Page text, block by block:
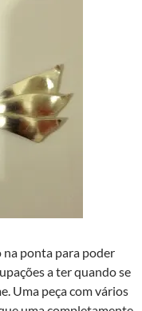
na ponta para poder
a ter quando se
Uma peça com vários